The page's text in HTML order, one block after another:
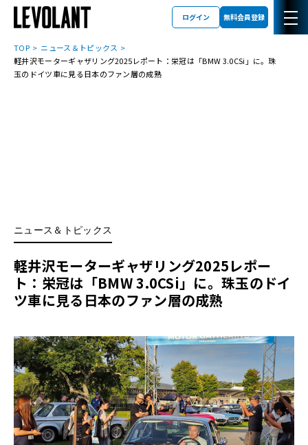
ログイン 無料会員登録
TOP
ニュース＆トピックス
軽井沢モーターギャザリング2025レポート：栄冠は「BMW 3.0CSi」に。珠
玉のドイツ車に見る日本のファン層の成熟
ニュース＆トピックス
軽井沢モーターギャザリング2025レポー
ト：栄冠は「BMW 3.0CSi」に。珠玉のドイ
ツ車に見る日本のファン層の成熟